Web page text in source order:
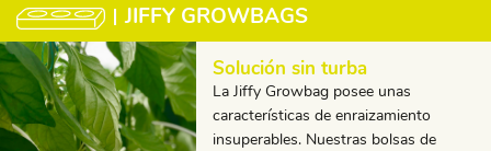
JIFFY GROWBAGS
Solución sin turba
La Jiffy Growbag posee unas
características de enraizamiento
insuperables. Nuestras bolsas de